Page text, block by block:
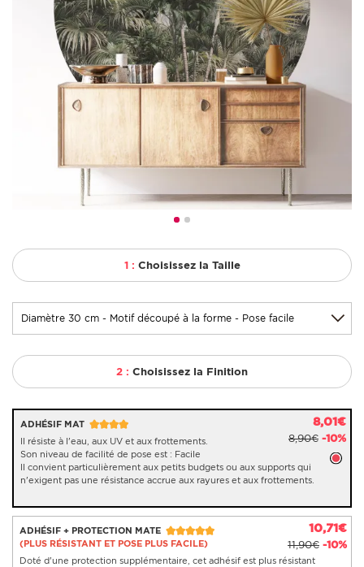
1 : Choisissez la Taille
2 : Choisissez la Finition
ADHÉSIF MAT 8,01€
8,90€ -10%
Il résiste à l'eau, aux UV et aux frottements.
Son niveau de facilité de pose est : Facile
Il convient particulièrement aux petits budgets ou aux supports qui
n'exigent pas une résistance accrue aux rayures et aux frottements.
ADHÉSIF + PROTECTION MATE
(PLUS RÉSISTANT ET POSE PLUS FACILE)
10,71€
11,90€ -10%
Doté d'une protection supplémentaire, cet adhésif est plus résistant